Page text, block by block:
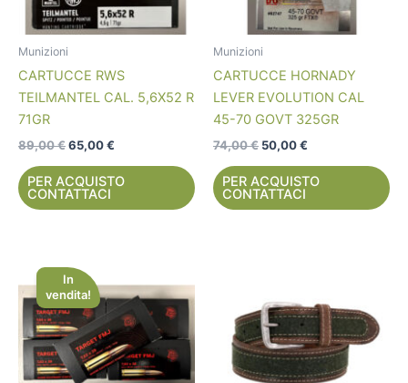
Munizioni
CARTUCCE RWS
TEILMANTEL CAL. 5,6X52 R
71GR
89,00€65,00€
PER ACQUISTO
CONTATTACI
Munizioni
CARTUCCE HORNADY
LEVER EVOLUTION CAL
45-70 GOVT 325GR
74,00€ 50,00€
PER ACQUISTO
CONTATTACI
In
vendita!
prezzo
originale
era:
39,00 €.
attuale
è:
35,00 €.